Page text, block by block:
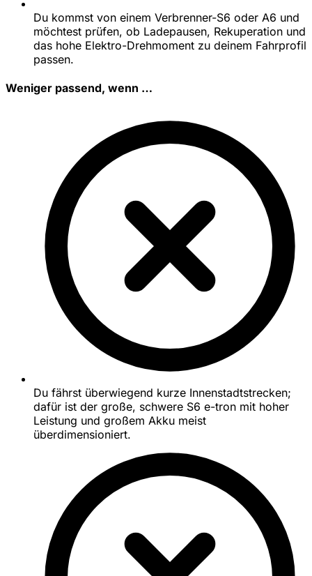
Du kommst von einem Verbrenner-S6 oder A6 und
möchtest prüfen, ob Ladepausen, Rekuperation und
das hohe Elektro-Drehmoment zu deinem Fahrprofil
passen.
Weniger passend, wenn …
Du fährst überwiegend kurze Innenstadtstrecken;
dafür ist der große, schwere S6 e-tron mit hoher
Leistung und großem Akku meist
überdimensioniert.